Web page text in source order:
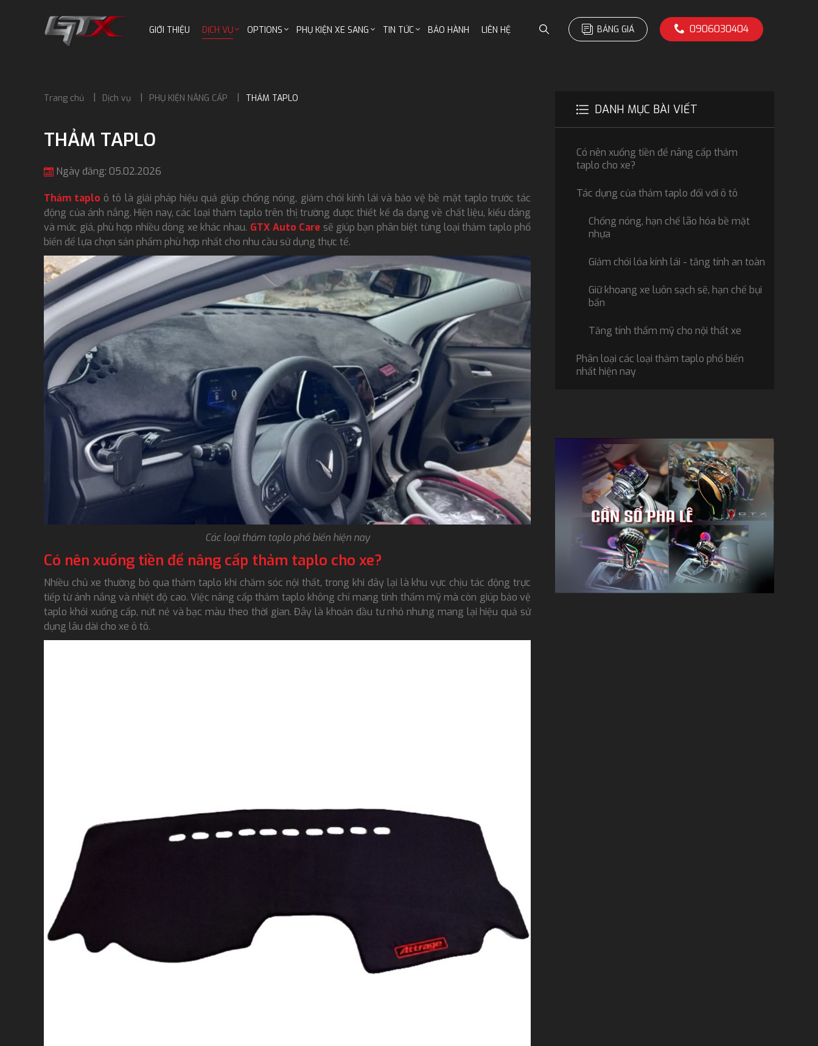
GIỚI THIỆU DỊCH VỤ OPTIONS PHỤ KIỆN XE SANG TIN TỨC BẢO HÀNH LIÊN HỆ BẢNG GIÁ 0906030404
Trang chủ Dịch vụ PHỤ KIỆN NÂNG CẤP THẢM TAPLO
THẢM TAPLO
Ngày đăng: 05.02.2026
Thảm taplo ô tô là giải pháp hiệu quả giúp chống nóng, giảm chói kính lái và bảo vệ bề mặt taplo trước tác
động của ánh nắng. Hiện nay, các loại thảm taplo trên thị trường được thiết kế đa dạng về chất liệu, kiểu dáng
và mức giá, phù hợp nhiều dòng xe khác nhau. GTX Auto Care sẽ giúp bạn phân biệt từng loại thảm taplo phổ
biến để lựa chọn sản phẩm phù hợp nhất cho nhu cầu sử dụng thực tế.
Các loại thảm taplo phổ biến hiện nay
Có nên xuống tiền để nâng cấp thảm taplo cho xe?
Nhiều chủ xe thường bỏ qua thảm taplo khi chăm sóc nội thất, trong khi đây lại là khu vực chịu tác động trực
tiếp từ ánh nắng và nhiệt độ cao. Việc nâng cấp thảm taplo không chỉ mang tính thẩm mỹ mà còn giúp bảo vệ
taplo khỏi xuống cấp, nứt nẻ và bạc màu theo thời gian. Đây là khoản đầu tư nhỏ nhưng mang lại hiệu quả sử
dụng lâu dài cho xe ô tô.
DANH MỤC BÀI VIẾT
Có nên xuống tiền để nâng cấp thảm
taplo cho xe?
Tác dụng của thảm taplo đối với ô tô
Chống nóng, hạn chế lão hóa bề mặt
nhựa
Giảm chói lóa kính lái - tăng tính an toàn
Giữ khoang xe luôn sạch sẽ, hạn chế bụi
bẩn
Tăng tính thẩm mỹ cho nội thất xe
Phân loại các loại thảm taplo phổ biến
nhất hiện nay
Thảm taplo da carbon cho xe hơi
Thảm taplo vẫn gỗ - phong cách sang
trọng
Bảng giá thảm taplo tham khảo cập
nhật 2026
Kinh nghiệm lựa chọn thảm taplo chuẩn
nhất